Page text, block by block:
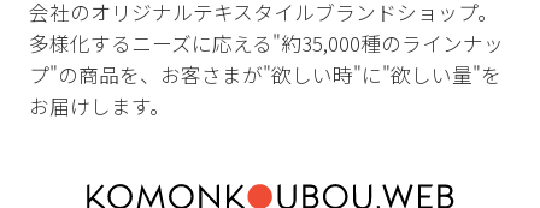
会社のオリジナルテキスタイルブランドショップ。
多様化するニーズに応える"約35,000種のラインナッ
プ"の商品を、お客さまが"欲しい時"に"欲しい量"を
お届けします。